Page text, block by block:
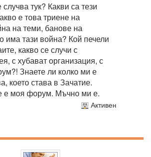
тук? Какви са тези
е това триене на
на теми, банове на
има тази война? Кой печели
какво се случи с
с хубават организация, с
Знаете ли колко ми е
което става в Зачатие.
е моя форум. Мъчно ми е.
Активен